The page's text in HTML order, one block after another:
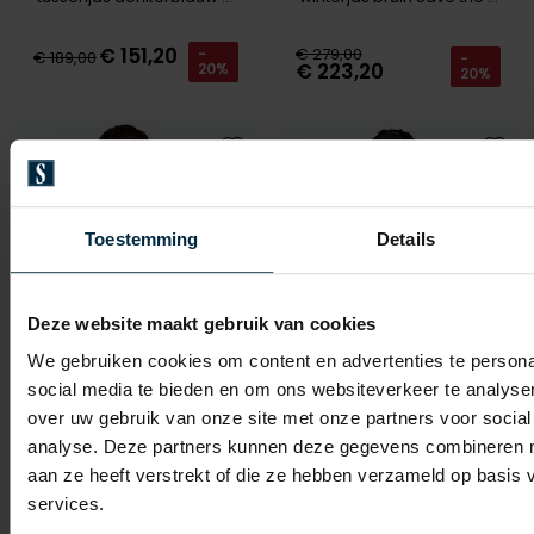
Toestemming Details
Deze website maakt gebruik van cookies
We gebruiken cookies om content en advertenties te
social media te bieden en om ons websiteverkeer te
over uw gebruik van onze site met onze partners voor
analyse. Deze partners kunnen deze gegevens combineren
aan ze heeft verstrekt of die ze hebben verzameld op basis
services.
€ 189,00€ 151,20 -
20%
€ 279,00
€ 223,20 -
20%
Save the Duck Save the Duck
vest groen Save the duck